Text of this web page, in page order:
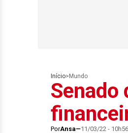
Início> Mundo
Senado
PorAnsa 11/03/22 -